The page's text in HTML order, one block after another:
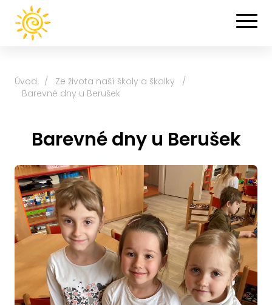
Úvod / Ze života naší školy a školky
/
Barevné dny u Berušek
Barevné dny u Berušek